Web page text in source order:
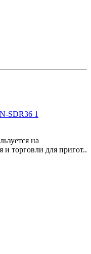
на
и торговли для пригот..